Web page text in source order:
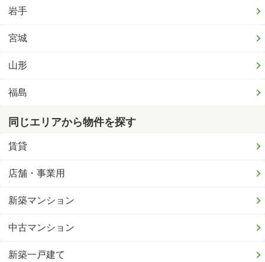
岩手
宮城
山形
福島
同じエリアから物件を探す
賃貸
店舗・事業用
新築マンション
中古マンション
新築一戸建て